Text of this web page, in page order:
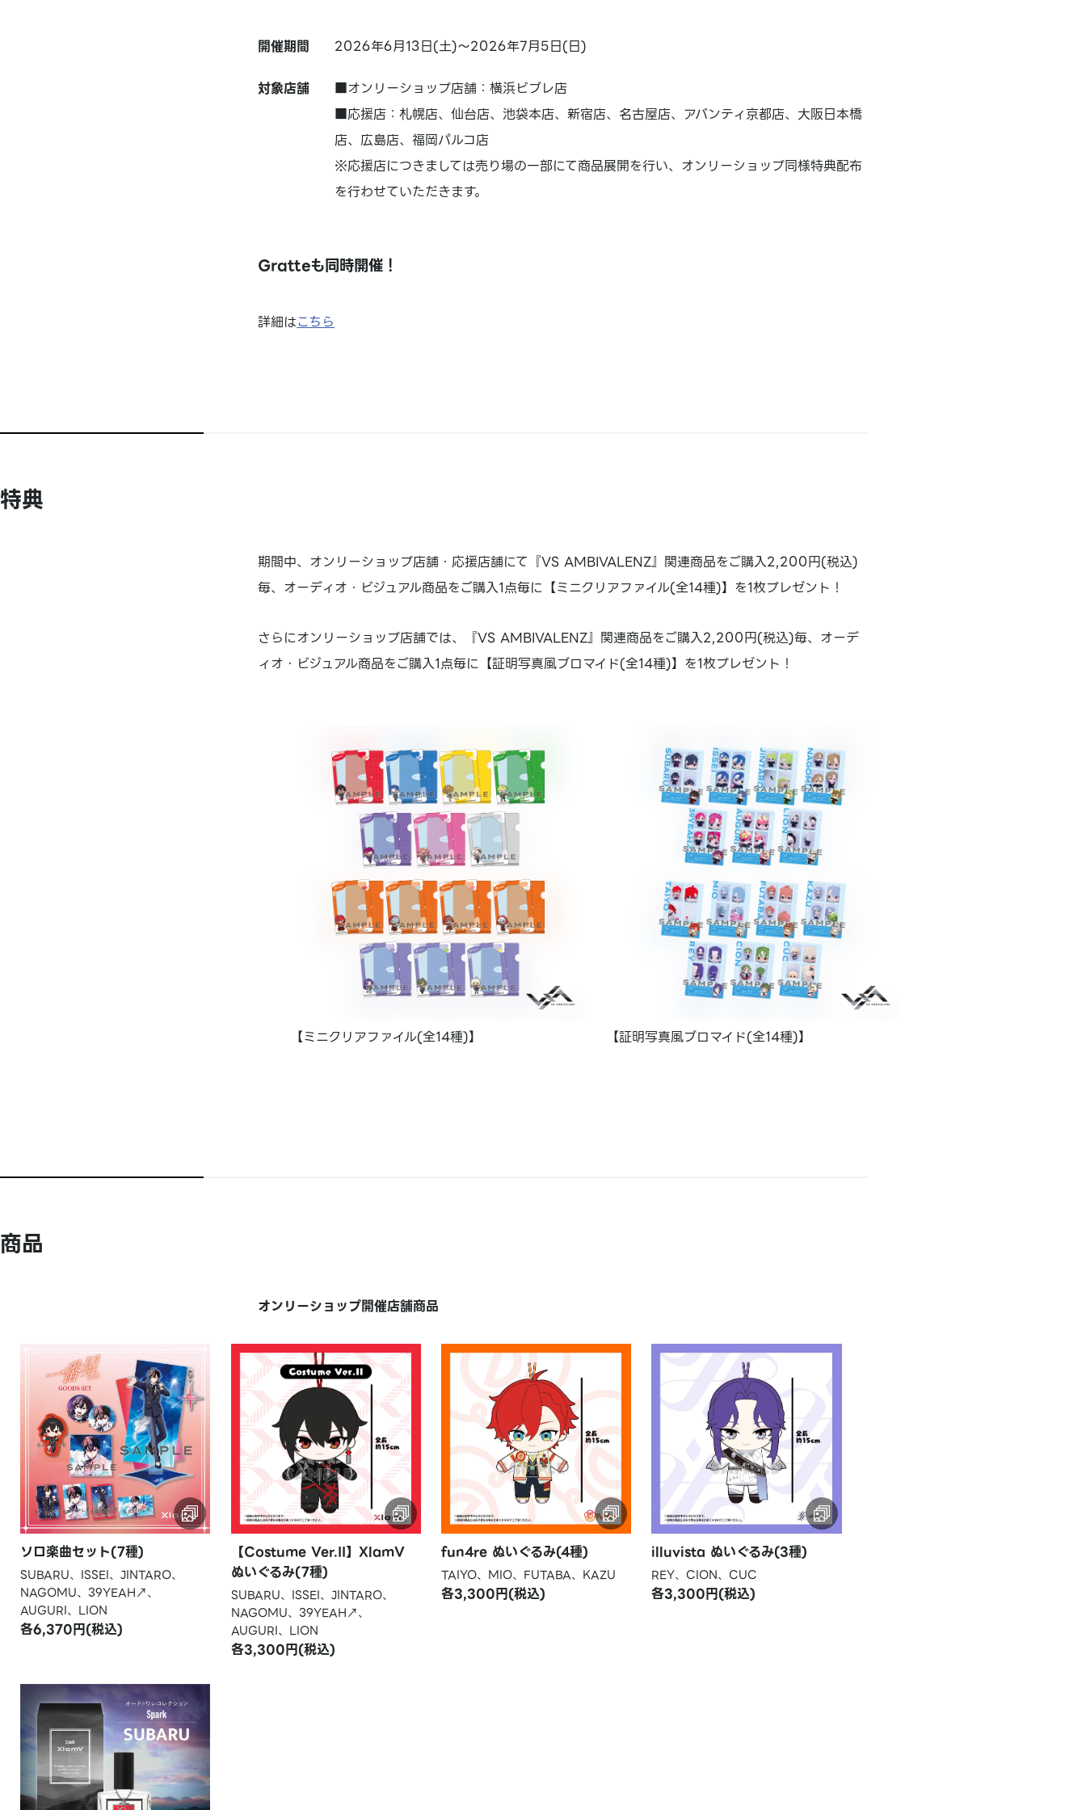
開催期間 2026年6月13日(土)～2026年7月5日(日)
対象店舗
■オンリーショップ店舗：横浜ビブレ店
■応援店：札幌店、仙台店、池袋本店、新宿店、名古屋店、アバンティ京都店、大阪日本橋
店、広島店、福岡パルコ店
※応援店につきましては売り場の一部にて商品展開を行い、オンリーショップ同様特典配布
を行わせていただきます。
Gratteも同時開催！
詳細はこちら
特典
期間中、オンリーショップ店舗・応援店舗にて『VS AMBIVALENZ』関連商品をご購入2,200円(税込)
毎、オーディオ・ビジュアル商品をご購入1点毎に【ミニクリアファイル(全14種)】を1枚プレゼント！
さらにオンリーショップ店舗では、『VS AMBIVALENZ』関連商品をご購入2,200円(税込)毎、オーデ
ィオ・ビジュアル商品をご購入1点毎に【証明写真風ブロマイド(全14種)】を1枚プレゼント！
【ミニクリアファイル(全14種)】 【証明写真風ブロマイド(全14種)】
商品
オンリーショップ開催店舗商品
ソロ楽曲セット(7種)
SUBARU、ISSEI、JINTARO、
NAGOMU、39YEAH↗、
AUGURI、LION
各6,370円(税込)
【Costume Ver.II】XlamV
ぬいぐるみ(7種)
SUBARU、ISSEI、JINTARO、
NAGOMU、39YEAH↗、
AUGURI、LION
各3,300円(税込)
fun4re ぬいぐるみ(4種)
TAIYO、MIO、FUTABA、KAZU
各3,300円(税込)
illuvista ぬいぐるみ(3種)
REY、CION、CUC
各3,300円(税込)